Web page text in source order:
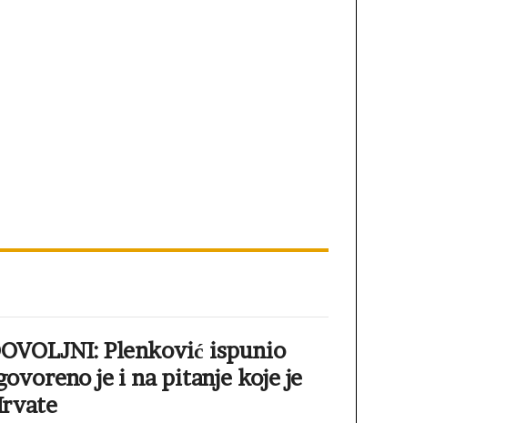
Plenković ispunio
je i na pitanje koje je